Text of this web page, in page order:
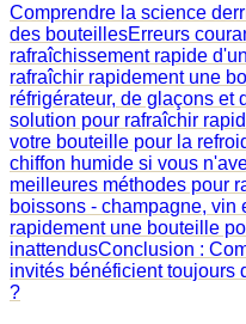
Comprendre la science
des bouteillesErreurs
rafraîchissement rapide
rafraîchir rapidement une
réfrigérateur, de glaçons et
solution pour rafraîchir
votre bouteille pour la
chiffon humide si vous
meilleures méthodes pour
boissons - champagne, vin
rapidement une bouteille
inattendusConclusion :
invités bénéficient toujours
?